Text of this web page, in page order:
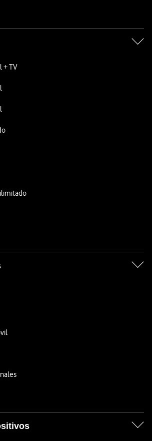
sociales de Vodafone
+ TV